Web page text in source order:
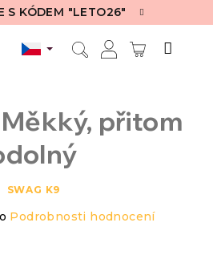
S KÓDEM "LETO26"
Měkký, přitom
SWAG K9
Podrobnosti hodnocení